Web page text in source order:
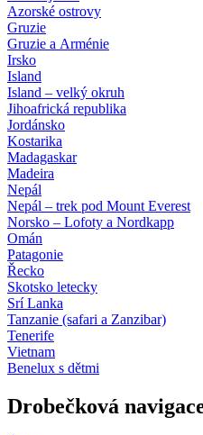
Azorské ostrovy
Gruzie
Gruzie a Arménie
Irsko
Island
Island – velký okruh
Jihoafrická republika
Jordánsko
Kostarika
Madagaskar
Madeira
Nepál
Nepál – trek pod Mount Everest
Norsko – Lofoty a Nordkapp
Omán
Patagonie
Řecko
Skotsko letecky
Srí Lanka
Tanzanie (safari a Zanzibar)
Tenerife
Vietnam
Benelux s dětmi
Drobečková